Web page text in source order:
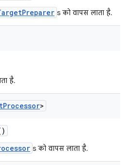
s को वापस लाता है.
है.
Processor>
s को वापस लाता है.